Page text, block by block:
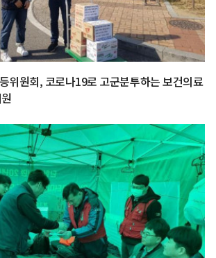
위원회, 코로나19로 고군분투하는 보건의료